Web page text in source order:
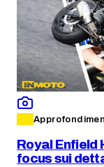
Royal Enfield
focus sui